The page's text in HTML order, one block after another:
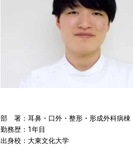
部 署：耳鼻・口外・整形・形成外科病棟
勤務歴：1年目
出身校：大東文化大学